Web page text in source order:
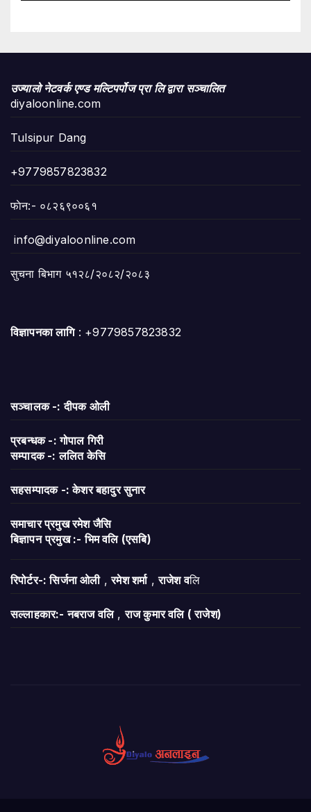
उज्यालो नेटवर्क एण्ड मल्टिपर्पोज प्रा लि द्वारा सञ्चालित
diyaloonline.com
Tulsipur Dang
+9779857823832
फाेन:- ०८२६९००६१
info@diyaloonline.com
सुचना बिभाग ५१२८/२०८२/२०८३
विज्ञापनका लागि: +9779857823832
सञ्चालक -: दीपक ओली
प्रबन्धक -: गोपाल गिरी
सम्पादक -: ललित केसि
सहसम्पादक -: केशर बहादुर सुनार
समाचार प्रमुख रमेश जैसि
बिज्ञापन प्रमुख :- भिम वलि (एसबि)
रिपोर्टर-: सिर्जना ओली,रमेश शर्मा,राजेश वलि
सल्लाहकार:- नबराज वलि,राज कुमार वलि ( राजेश)